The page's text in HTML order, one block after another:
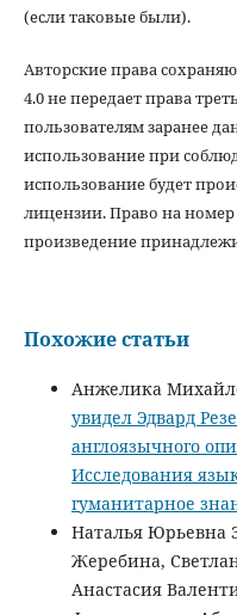
(если таковые были).
Авторские права
4.0 не передает права
пользователям заранее
использование при
использование будет
лицензии. Право на номер
произведение
Похожие статьи
Анжелика
увидел Эдвард
англоязычного
Исследования
гуманитарное
Наталья Юрьевна
Жеребина,
Анастасия